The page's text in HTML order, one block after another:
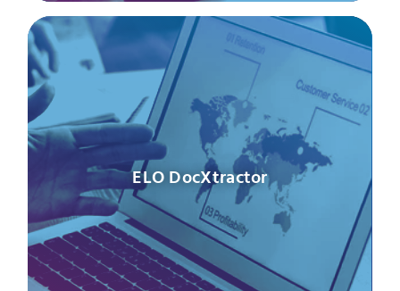
ELO DocXtractor